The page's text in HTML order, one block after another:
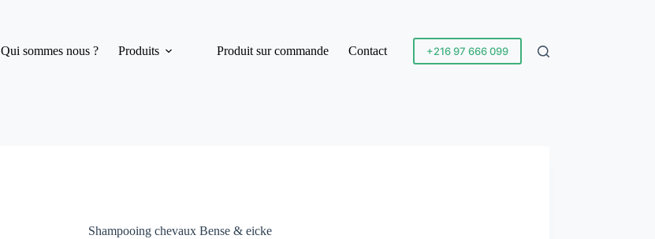
Qui sommes nous ? Produits Produit sur commande Contact +216 97 666 099
Shampooing chevaux Bense & eicke